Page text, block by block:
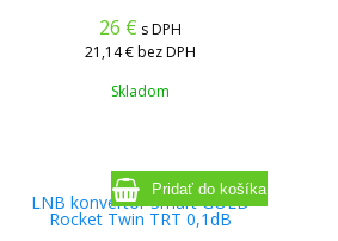
26 € s DPH
21,14 € bez DPH
Skladom
LNB konvertor Smart GOLD
Rocket Twin TRT 0,1dB